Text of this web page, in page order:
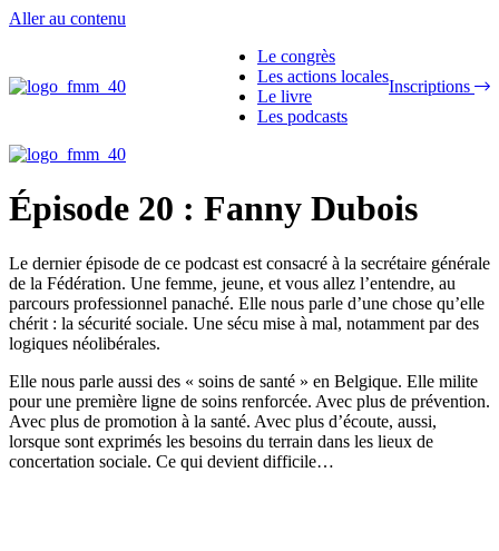
Aller au contenu
Le congrès
Les actions locales
Le livre
Les podcasts
Inscriptions
Épisode 20 : Fanny Dubois
Le dernier épisode de ce podcast est consacré à la secrétaire générale
de la Fédération. Une femme, jeune, et vous allez l’entendre, au
parcours professionnel panaché. Elle nous parle d’une chose qu’elle
chérit : la sécurité sociale. Une sécu mise à mal, notamment par des
logiques néolibérales.
Elle nous parle aussi des « soins de santé » en Belgique. Elle milite
pour une première ligne de soins renforcée. Avec plus de prévention.
Avec plus de promotion à la santé. Avec plus d’écoute, aussi,
lorsque sont exprimés les besoins du terrain dans les lieux de
concertation sociale. Ce qui devient difficile…